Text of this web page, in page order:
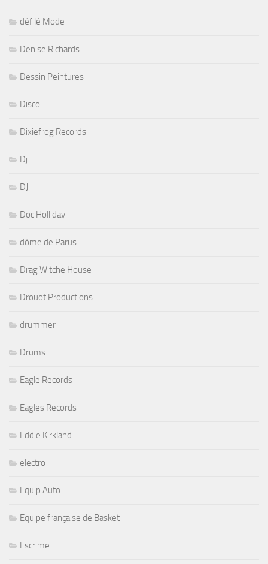
défilé Mode
Denise Richards
Dessin Peintures
Disco
Dixiefrog Records
Dj
DJ
Doc Holliday
dôme de Parus
Drag Witche House
Drouot Productions
drummer
Drums
Eagle Records
Eagles Records
Eddie Kirkland
electro
Equip Auto
Equipe française de Basket
Escrime